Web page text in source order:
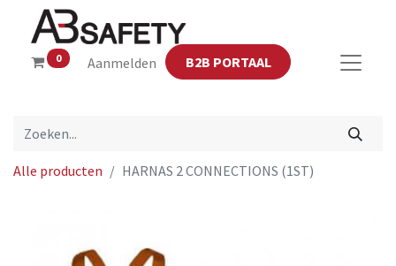
0 Aanmelden B2B PORTAAL
Alle producten HARNAS 2 CONNECTIONS (1ST)